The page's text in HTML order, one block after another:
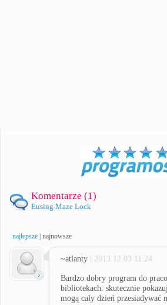
Komentarze (1)
Eusing Maze Lock
najlepsze najnowsze
~atlanty | 2013.12.03 11:24
Bardzo dobry program do
bibliotekach. skutecznie
mogą caly dzień przesiadywać